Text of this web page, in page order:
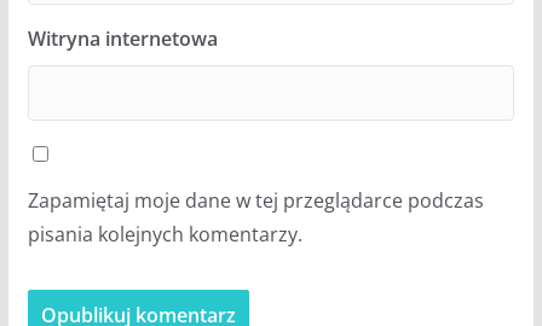
Witryna internetowa
Zapamiętaj moje dane w tej przeglądarce podczas
pisania kolejnych komentarzy.